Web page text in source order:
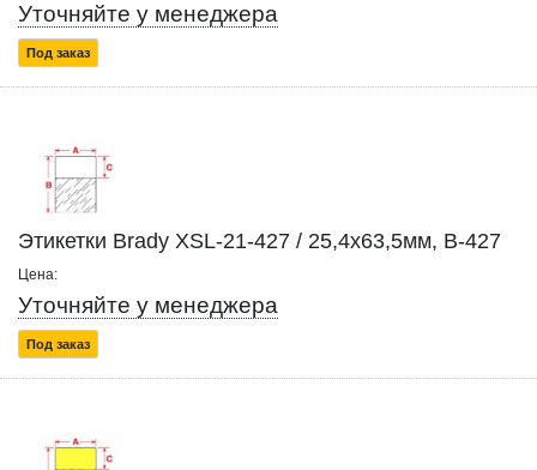
Уточняйте у менеджера
Под заказ
Этикетки Brady XSL-21-427 / 25,4x63,5мм, B-427
Цена:
Уточняйте у менеджера
Под заказ